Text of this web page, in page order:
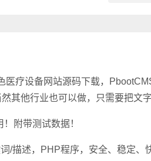
疗设备网站源码下载，
其他行业也可以做，只需要把文
附带测试数据！
/描述，PHP程序，安全、稳定、